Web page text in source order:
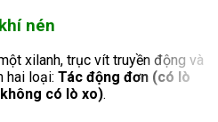
nén
xilanh, trục vít truyền động và
hai loại: Tác động đơn (có lò
có lò xo).